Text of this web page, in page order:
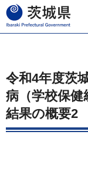
茨城県
令和4年度茨
病（学校保健
結果の概要2